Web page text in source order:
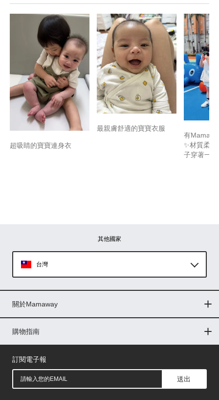
超吸睛的寶寶連身衣
最親膚舒適的寶寶衣服
有
✨材質柔
子穿著一
其他國家
台灣
印尼
菲律賓
馬來西亞
關於Mamaway
門市據點
最新消息
品牌故事
人力招募
媒體花絮
隱私權聲明
CSR企業社會責任
購物指南
購物常見問題
退換貨問題
儲值金使用條款
購買儲值金
發票問題
會員權益
線上留言
吸乳器-免費體驗
訂閱電子報
送出